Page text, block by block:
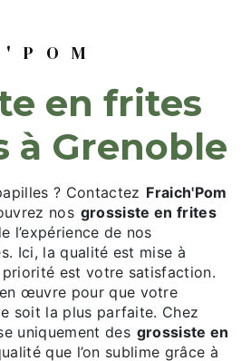
à Grenoble
? Contactez Fraich'Pom
nos grossiste en frites
l’expérience de nos
Ici, la qualité est mise à
priorité est votre satisfaction.
œuvre pour que votre
soit la plus parfaite. Chez
uniquement des grossiste en
que l’on sublime grâce à